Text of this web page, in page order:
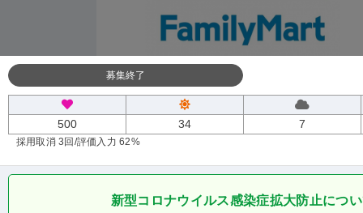
募集終了
500 34 7
採用取消 3回 /評価入力 62%
新型コロナウイルス感染症拡大防止につ